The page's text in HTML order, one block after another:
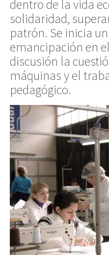
dentro de la vida
solidaridad,
patrón. Se inicia
emancipación en
discusión la
máquinas y el
pedagógico.